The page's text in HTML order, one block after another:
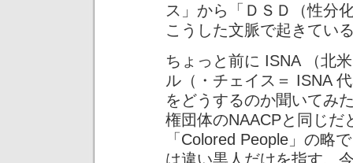
ス」から「ＤＳＤ（性分
こうした文脈で起きてい
ちょっと前に ISNA （北
ル（・チェイス＝ ISNA
をどうするのか聞いてみ
権団体のNAACPと同じだ
「Colored People」の略
は違い黒人だけを指す、